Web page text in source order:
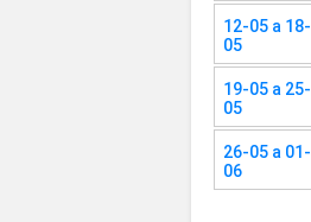
12-05 a 18-
05
19-05 a 25-
05
26-05 a 01-
06